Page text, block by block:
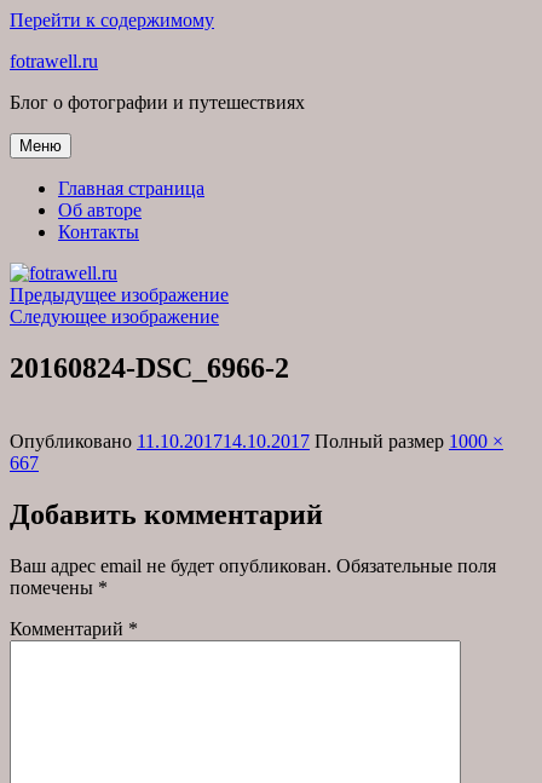
Перейти к содержимому
fotrawell.ru
Блог о фотографии и путешествиях
Меню
Главная страница
Об авторе
Контакты
Предыдущее изображение
Следующее изображение
20160824-DSC_6966-2
Опубликовано 11.10.201714.10.2017 Полный размер 1000 ×
667
Добавить комментарий
Ваш адрес email не будет опубликован. Обязательные поля
помечены *
Комментарий *